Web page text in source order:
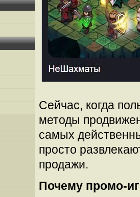
Сейчас, когда
методы
самых
просто
продажи.
Почему промо-